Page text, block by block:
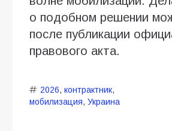
о подобном решении
после публикации
правового акта.
2026, контрактник,
мобилизация, Украина